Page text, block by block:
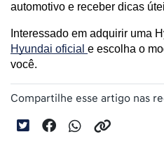
automotivo e receber dicas
Interessado em adquirir uma
Hyundai oficial e escolha o
você.
Compartilhe esse artigo nas